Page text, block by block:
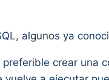
algunos ya
crear una